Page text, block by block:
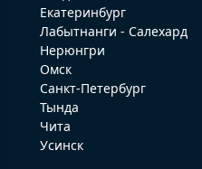
Екатеринбург
Лабытнанги - Салехард
Нерюнгри
Омск
Санкт-Петербург
Тында
Чита
Усинск